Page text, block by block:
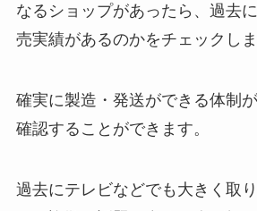
なるショップがあったら、過去
売実績があるのかをチェックしま
確実に製造・発送ができる体制
確認することができます。
過去にテレビなどでも大きく取